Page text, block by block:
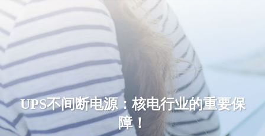
UPS不间断电源：核电行业的重要保
障！